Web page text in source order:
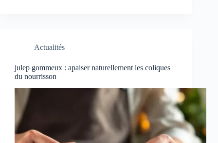
Actualités
julep gommeux : apaiser naturellement les coliques
du nourrisson